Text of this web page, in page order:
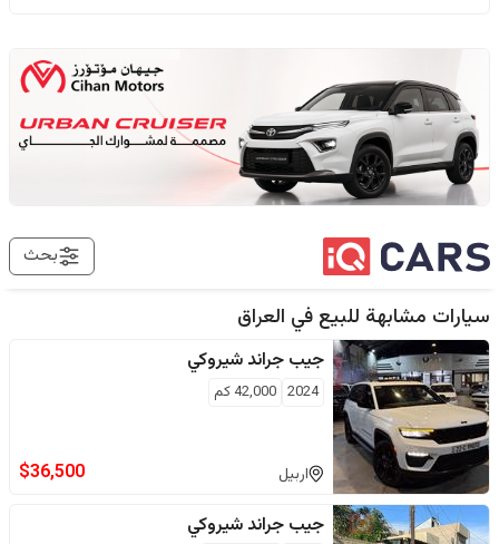
بحث
سيارات مشابهة للبيع في العراق
جيب جراند شيروكي
2024
42,000كم
اربيل $36,500
جيب جراند شيروكي